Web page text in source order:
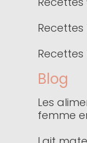
Recettes
Recettes
Blog
Les
femme